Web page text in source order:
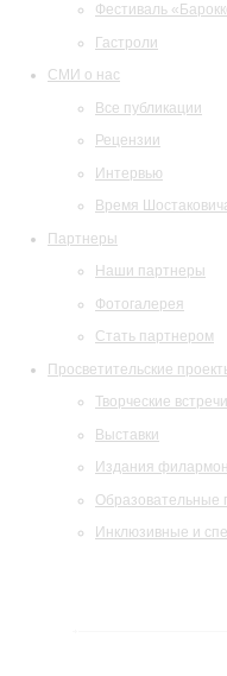
Фестиваль
Гастроли
СМИ о нас
Все публикации
Рецензии
Интервью
Время
Партнеры
Наши партнеры
Фотогалерея
Стать партнером
Просветительские
Творческие встречи
Выставки
Издания
Образовательные
Инклюзивные и